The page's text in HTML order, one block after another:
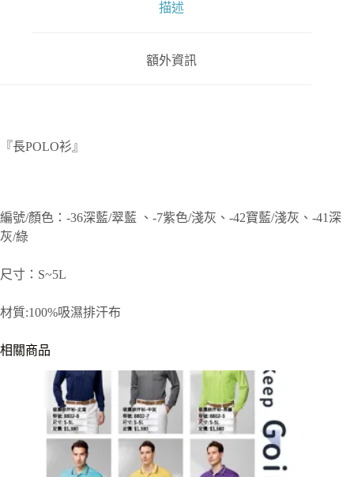
描述
額外資訊
『長POLO衫』
編號/顏色：-36深藍/翠藍 、-7紫色/淺灰、-42寶藍/淺灰、-41深
灰/綠
尺寸：S~5L
材質:100%吸濕排汗布
相關商品